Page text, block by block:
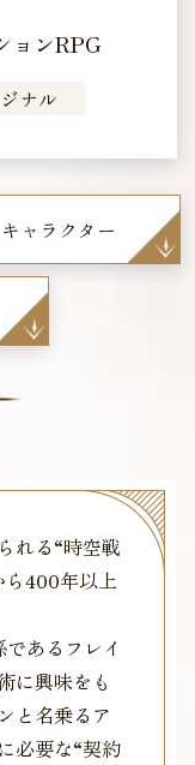
ョンRPG
ナル
キャラクター
れる“時空戦
ら400年以上
あるフレイ
に興味をも
と名乗るア
必要な“契約